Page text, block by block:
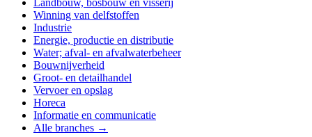
Winning van delfstoffen
Industrie
Energie, productie en distributie
Water; afval- en afvalwaterbeheer
Bouwnijverheid
Groot- en detailhandel
Vervoer en opslag
Horeca
Informatie en communicatie
Alle branches →